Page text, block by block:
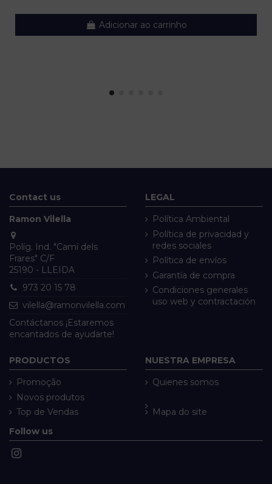
Adicionar ao carrinho
Contact us
Ramon Vilella
Políg. Ind. "Camí dels
Frares" C/F
25190 - LLEIDA
973 20 15 78
vilella@ramonvilella.com
Contáctanos ¡Estaremos
encantados de ayudarte!
LEGAL
Política Ambiental
Política de privacidad y
redes sociales
Política de envíos
Garantía de compra
Condiciones generales
uso web y contractación
PRODUCTOS
Promoção
Novos produtos
Top de Vendas
NUESTRA EMPRESA
Quienes somos
Mapa do site
Follow us